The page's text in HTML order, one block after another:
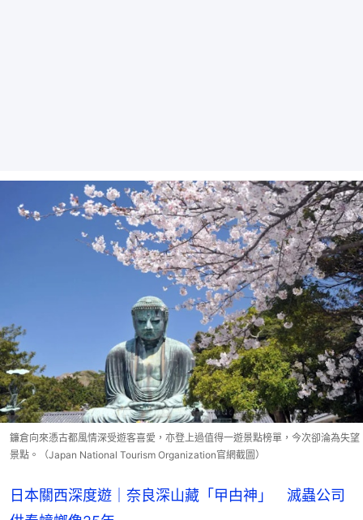
鐮倉向來憑古都風情深受遊客喜愛，亦登上過值得一遊景點榜單，今次卻淪為失望
景點。（Japan National Tourism Organization官網截圖）
日本關西深度遊｜奈良深山藏「曱甴神」 滅蟲公司